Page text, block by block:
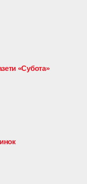
«Субота»